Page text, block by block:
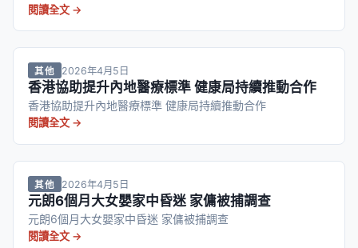
閱讀全文 →
其他 2026年4月5日
香港協助提升內地醫療標準 健康局持續推動合作
香港協助提升內地醫療標準 健康局持續推動合作
閱讀全文 →
其他 2026年4月5日
元朗6個月大女嬰家中昏迷 家傭被捕調查
元朗6個月大女嬰家中昏迷 家傭被捕調查
閱讀全文 →